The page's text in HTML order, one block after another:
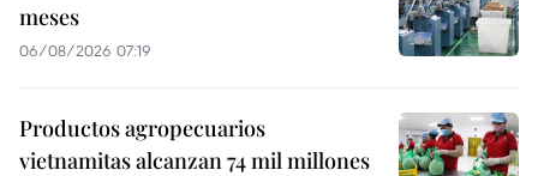
meses
06/08/2026 07:19
Productos agropecuarios
vietnamitas alcanzan 74 mil millones